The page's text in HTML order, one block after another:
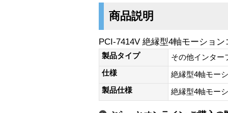
商品説明
PCI-7414V 絶縁型4軸モーショ
製品タイプ
その他インター
仕様
絶縁型4軸モー
製品仕様
絶縁型4軸モー